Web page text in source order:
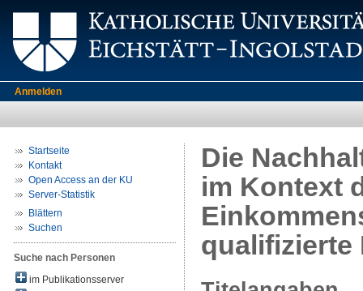
Anmelden
Startseite
Kontakt
Open Access an der KU
Server-Statistik
Blättern
Suchen
Suche nach Personen
im Publikationsserver
Die
im Kontext
qualifizierte